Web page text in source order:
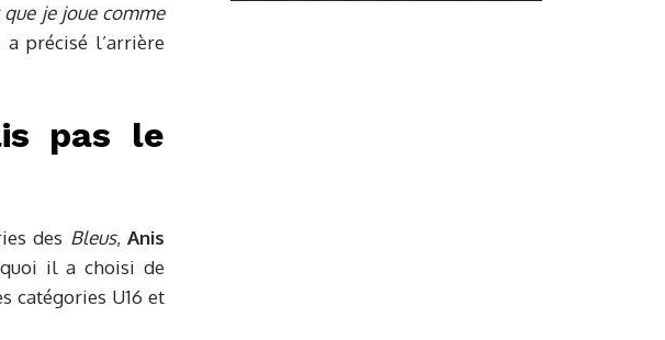
je joue comme
a précisé l’arrière
pas le
des Bleus, Anis
il a choisi de
catégories U16 et